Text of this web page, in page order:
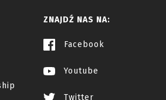
ZNAJDŹ NAS NA:
Facebook
Youtube
Twitter